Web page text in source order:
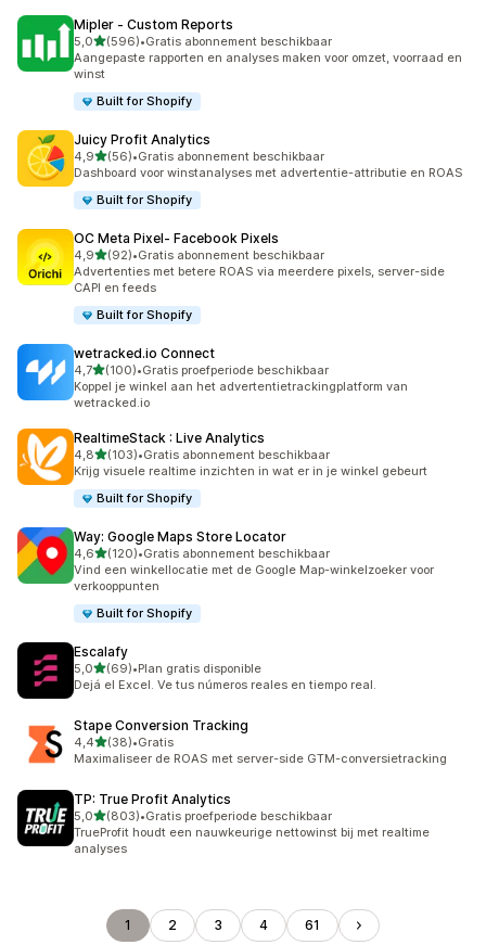
Mipler ‑ Custom Reports
5,0van 5 sterren
(596)
596 recensies in totaal
•Gratis abonnement beschikbaar
Aangepaste rapporten en analyses maken voor omzet, voorraad en
winst
Built for Shopify
Juicy Profit Analytics
4,9van 5 sterren
(56)
56 recensies in totaal
•Gratis abonnement beschikbaar
Dashboard voor winstanalyses met advertentie-attributie en ROAS
Built for Shopify
OC Meta Pixel‑ Facebook Pixels
4,9van 5 sterren
(92)
92 recensies in totaal
•Gratis abonnement beschikbaar
Advertenties met betere ROAS via meerdere pixels, server-side
CAPI en feeds
Built for Shopify
wetracked.io Connect
4,7van 5 sterren
(100)
100 recensies in totaal
•Gratis proefperiode beschikbaar
Koppel je winkel aan het advertentietrackingplatform van
wetracked.io
RealtimeStack : Live Analytics
4,8van 5 sterren
(103)
103 recensies in totaal
•Gratis abonnement beschikbaar
Krijg visuele realtime inzichten in wat er in je winkel gebeurt
Built for Shopify
Way: Google Maps Store Locator
4,6van 5 sterren
(120)
120 recensies in totaal
•Gratis abonnement beschikbaar
Vind een winkellocatie met de Google Map-winkelzoeker voor
verkooppunten
Built for Shopify
Escalafy
5,0van 5 sterren
(69)
69 recensies in totaal
•Plan gratis disponible
Dejá el Excel. Ve tus números reales en tiempo real.
Stape Conversion Tracking
4,4van 5 sterren
(38)
38 recensies in totaal
•Gratis
Maximaliseer de ROAS met server-side GTM-conversietracking
TP: True Profit Analytics
5,0van 5 sterren
(803)
803 recensies in totaal
•Gratis proefperiode beschikbaar
TrueProfit houdt een nauwkeurige nettowinst bij met realtime
analyses
1 2 3 4 61